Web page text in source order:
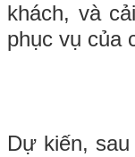
khách, và
phục vụ của
Dự kiến,